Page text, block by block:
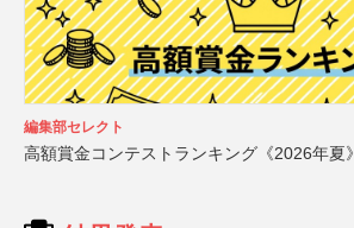
編集部セレクト
高額賞金コンテストランキング《2026年夏》